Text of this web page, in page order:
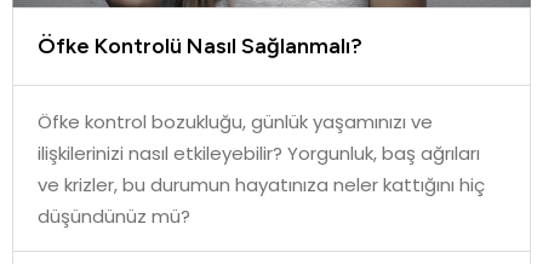
Öfke Kontrolü Nasıl Sağlanmalı?
Öfke kontrol bozukluğu, günlük yaşamınızı ve
ilişkilerinizi nasıl etkileyebilir? Yorgunluk, baş ağrıları
ve krizler, bu durumun hayatınıza neler kattığını hiç
düşündünüz mü?